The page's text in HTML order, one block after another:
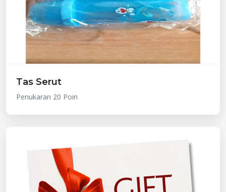
Tas Serut
Penukaran 20 Poin